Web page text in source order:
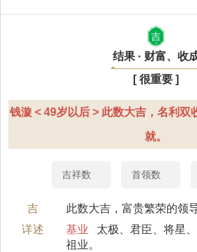
吉
结果 · 财富、收
[ 很重要 ]
钱漩 < 49岁以后 > 此数大吉，名利双
就。
吉祥数 首领数
吉
此数大吉，富贵繁荣的领
详述
基业
太极、君臣、将星
祖业。